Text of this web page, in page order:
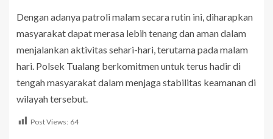
Dengan adanya patroli malam secara rutin ini, diharapkan
masyarakat dapat merasa lebih tenang dan aman dalam
menjalankan aktivitas sehari-hari, terutama pada malam
hari. Polsek Tualang berkomitmen untuk terus hadir di
tengah masyarakat dalam menjaga stabilitas keamanan di
wilayah tersebut.
Post Views: 64